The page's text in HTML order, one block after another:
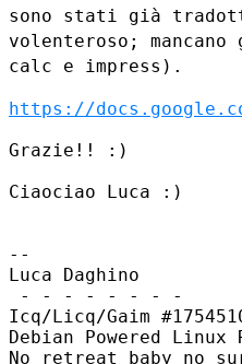
sono stati già
volenteroso;
calc e impress).
https://
Grazie!! :)
Ciaociao Luca :)
--
Luca Daghino
- - - - - - - -
Icq/Licq/Gaim
Debian Powered